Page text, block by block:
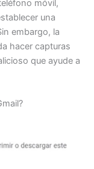
móvil,
una
embargo, la
hacer capturas
que ayude a